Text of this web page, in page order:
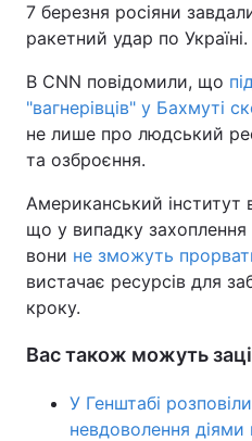
7 березня росіяни
ракетний удар по Україні.
В CNN повідомили, що
"вагнерівців" у Бахмуті
не лише про людський
та озброєння.
Американський інститут
що у випадку
вони не зможуть
вистачає ресурсів для
кроку.
Вас також можуть
У Генштабі
невдоволення діями